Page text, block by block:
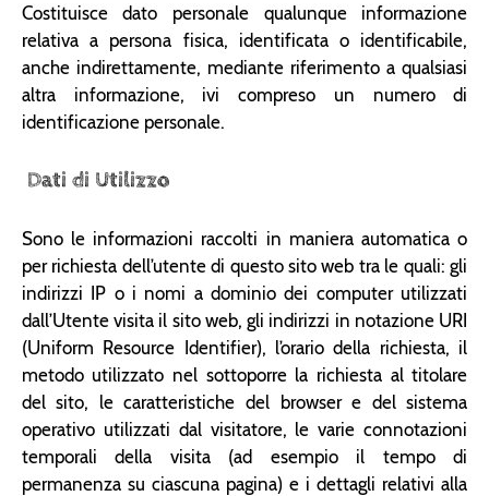
Costituisce dato personale qualunque informazione
relativa a persona fisica, identificata o identificabile,
anche indirettamente, mediante riferimento a qualsiasi
altra informazione, ivi compreso un numero di
identificazione personale.
Dati di Utilizzo
Sono le informazioni raccolti in maniera automatica o
per richiesta dell’utente di questo sito web tra le quali: gli
indirizzi IP o i nomi a dominio dei computer utilizzati
dall’Utente visita il sito web, gli indirizzi in notazione URI
(Uniform Resource Identifier), l’orario della richiesta, il
metodo utilizzato nel sottoporre la richiesta al titolare
del sito, le caratteristiche del browser e del sistema
operativo utilizzati dal visitatore, le varie connotazioni
temporali della visita (ad esempio il tempo di
permanenza su ciascuna pagina) e i dettagli relativi alla